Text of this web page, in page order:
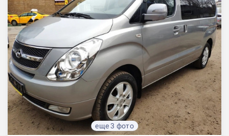
еще 3 фото